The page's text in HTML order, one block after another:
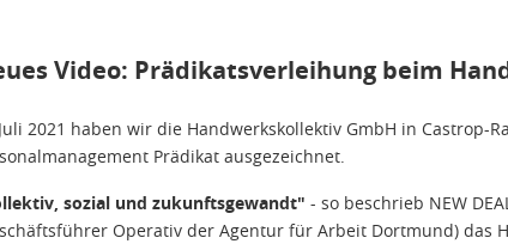
Video: Prädikatsverleihung beim
Juli 2021 haben wir die Handwerkskollektiv GmbH in Castrop-
Prädikat ausgezeichnet.
sozial und zukunftsgewandt" - so beschrieb NEW
Operativ der Agentur für Arbeit Dortmund) das